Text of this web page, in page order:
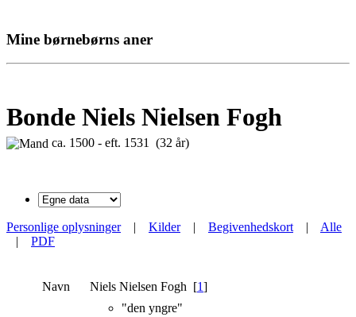
Mine børnebørns aner
Bonde Niels Nielsen Fogh
ca. 1500 - eft. 1531 (32 år)
Personlige oplysninger| Kilder| Begivenhedskort | Alle
| PDF
Navn Niels Nielsen Fogh [1]
"den yngre"